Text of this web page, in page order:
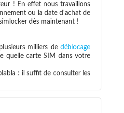
! En effet nous travaillons
ou la date d'achat de
dès maintenant !
milliers de déblocage
quelle carte SIM dans votre
: il suffit de consulter les